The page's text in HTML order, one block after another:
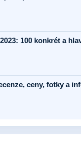
100 konkrét a
ceny, fotky a